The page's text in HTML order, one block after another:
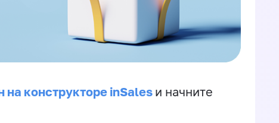
на конструкторе inSales и начните